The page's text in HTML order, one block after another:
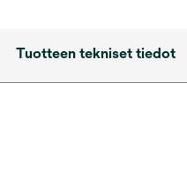
Tuotteen tekniset tiedot